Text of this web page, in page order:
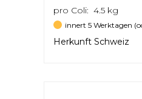
pro Coli: 4.5 kg
innert 5 Werktagen
Herkunft Schweiz